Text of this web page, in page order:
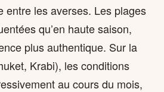
entre les averses. Les plages
qu’en haute saison,
plus authentique. Sur la
Krabi), les conditions
au cours du mois,